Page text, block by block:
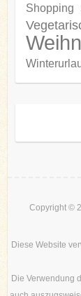
Shopping
Copyright ©
Diese Website
Die Verwendung